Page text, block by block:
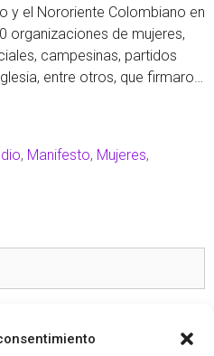
y el Nororiente Colombiano en
organizaciones de mujeres,
campesinas, partidos
entre otros, que firmaron
, Manifesto, Mujeres,